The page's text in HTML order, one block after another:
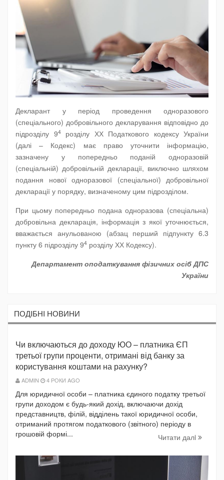
Декларант у період проведення одноразового
(спеціального) добровільного декларування відповідно до
підрозділу 94розділу ХХ Податкового кодексу України
(далі – Кодекс) має право уточнити інформацію,
зазначену у попередньо поданій одноразовій
(спеціальній) добровільній декларації, виключно шляхом
подання нової одноразової (спеціальної) добровільної
декларації у порядку, визначеному цим підрозділом.
При цьому попередньо подана одноразова (спеціальна)
добровільна декларація, інформація з якої уточнюється,
вважається анульованою (абзац перший підпункту 6.3
пункту 6 підрозділу 94 розділу ХХ Кодексу).
Департамент оподаткування фізичних осіб ДПС
України
ПОДIБНI НОВИНИ
Чи включаються до доходу ЮО – платника ЄП
третьої групи проценти, отримані від банку за
користування коштами на рахунку?
ADMIN 4 РОКИ AGO
Для юридичної особи – платника єдиного податку третьої
групи доходом є будь-який дохід, включаючи дохід
представництв, філій, відділень такої юридичної особи,
отриманий протягом податкового (звітного) періоду в
грошовій формі...
Читати далi